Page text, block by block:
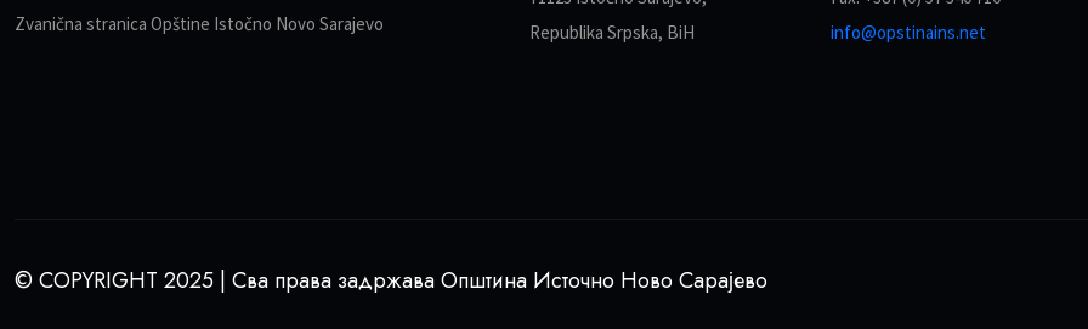
Zvanična stranica Opštine Istočno Novo Sarajevo
Republika Srpska, BiH
info@opstinains.net
© COPYRIGHT 2025 | Сва права задржава Општина Источно Ново Сарајево